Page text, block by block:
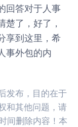
答对于人事
了，好了，
享到这里，希
事外包的内
发布，目的在于
和其他问题，请
间删除内容！本